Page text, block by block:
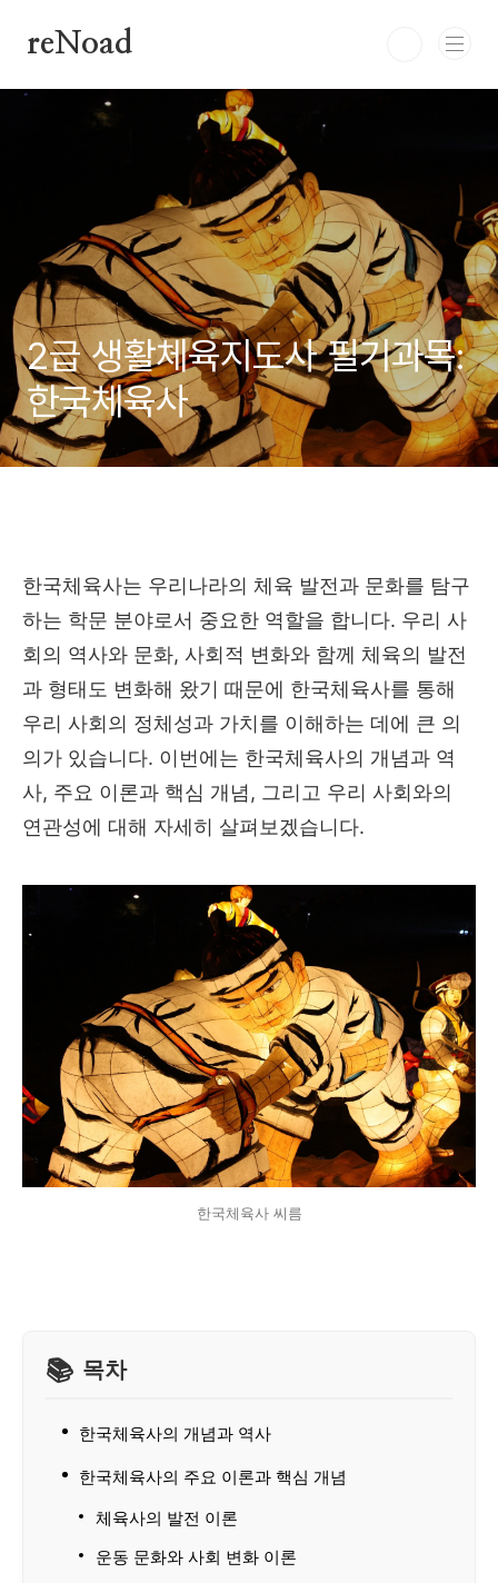
reNoad
2급 생활체육지도사 필기과목:
한국체육사
한국체육사는 우리나라의 체육 발전과 문화를 탐구
하는 학문 분야로서 중요한 역할을 합니다. 우리 사
회의 역사와 문화, 사회적 변화와 함께 체육의 발전
과 형태도 변화해 왔기 때문에 한국체육사를 통해
우리 사회의 정체성과 가치를 이해하는 데에 큰 의
의가 있습니다. 이번에는 한국체육사의 개념과 역
사, 주요 이론과 핵심 개념, 그리고 우리 사회와의
연관성에 대해 자세히 살펴보겠습니다.
한국체육사 씨름
목차
한국체육사의 개념과 역사
한국체육사의 주요 이론과 핵심 개념
체육사의 발전 이론
운동 문화와 사회 변화 이론